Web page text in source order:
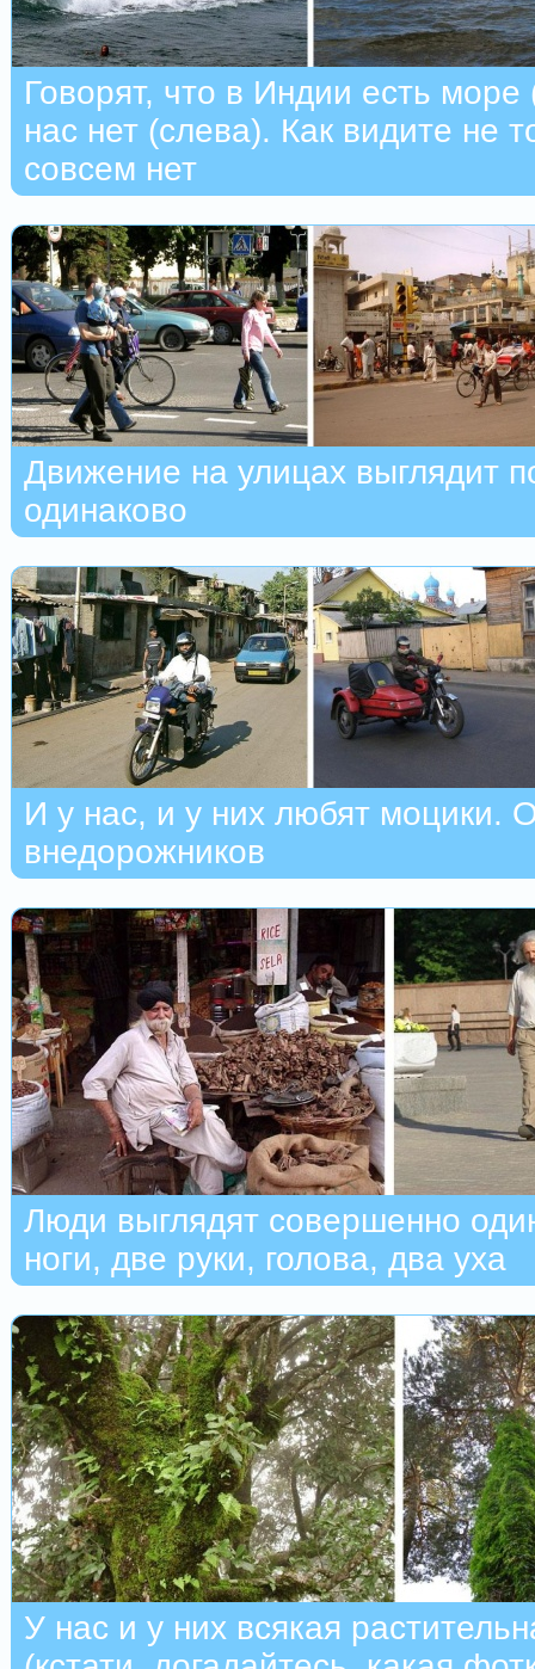
Говорят, что в Индии есть море
нас нет (слева). Как видите не
совсем нет
Движение на улицах выглядит
одинаково
И у нас, и у них любят моцики.
внедорожников
Люди выглядят совершенно
ноги, две руки, голова, два уха
У нас и у них всякая